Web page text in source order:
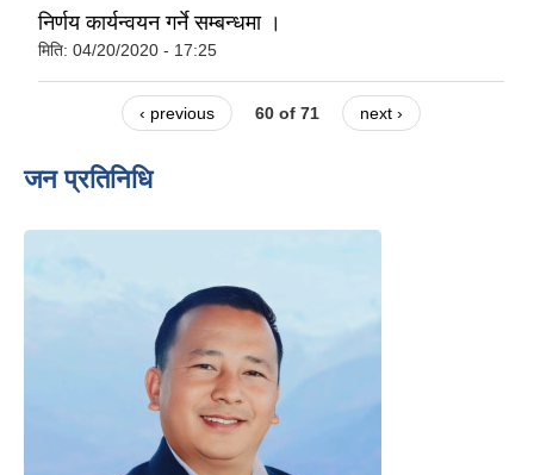
निर्णय कार्यन्वयन गर्ने सम्बन्धमा ।
मिति: 04/20/2020 - 17:25
‹ previous 60 of 71 next ›
जन प्रतिनिधि